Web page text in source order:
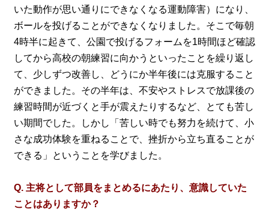
いた動作が思い通りにできなくなる運動障害）になり、
ボールを投げることができなくなりました。そこで毎朝
4時半に起きて、公園で投げるフォームを1時間ほど確認
してから高校の朝練習に向かうといったことを繰り返し
て、少しずつ改善し、どうにか半年後には克服すること
ができました。その半年は、不安やストレスで放課後の
練習時間が近づくと手が震えたりするなど、とても苦し
い期間でした。しかし「苦しい時でも努力を続けて、小
さな成功体験を重ねることで、挫折から立ち直ることが
できる」ということを学びました。
Q. 主将として部員をまとめるにあたり、意識していた
ことはありますか？